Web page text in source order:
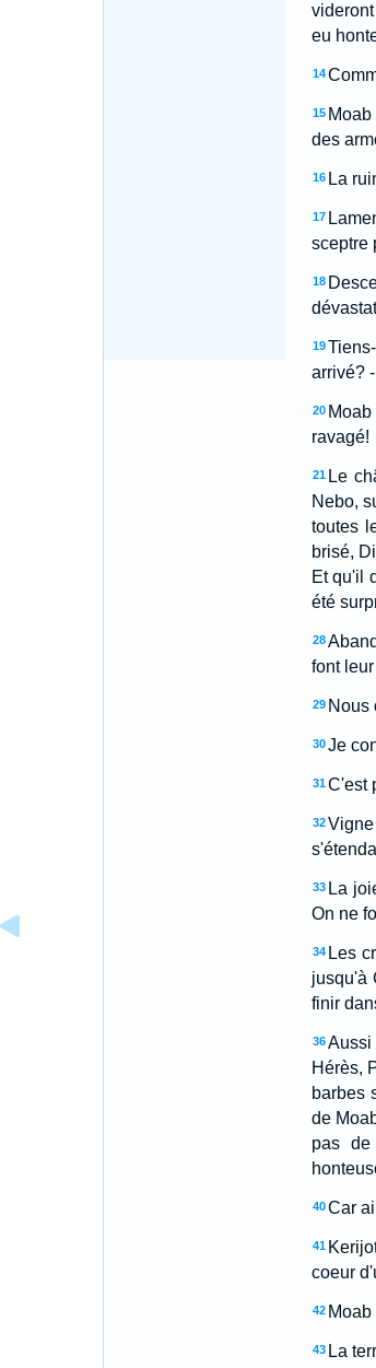
eu
14
15
des
16 La
17
sceptre
18
19
arrivé? -
20
ravagé!
21 Le
Nebo,
toutes
brisé,
Et qu'il
été
28
font
29 Nous
30 Je
31 C'est
32
33 La
On ne
34 Les
jusqu'à
finir
36 Aussi
Hérès,
barbes
de
pas de
40 Car
41
coeur
42
43 La